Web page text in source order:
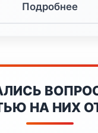
Подробнее
НА НИХ